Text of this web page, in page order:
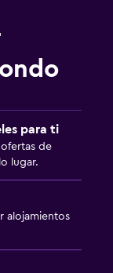
para ti
de
lugar.
alojamientos